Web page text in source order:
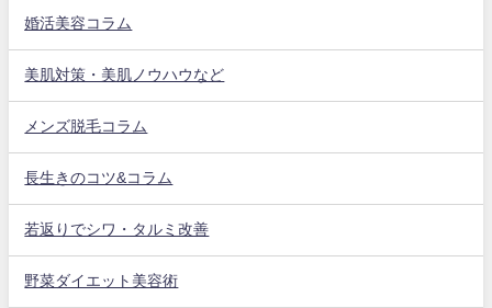
婚活美容コラム
美肌対策・美肌ノウハウなど
メンズ脱毛コラム
長生きのコツ&コラム
若返りでシワ・タルミ改善
野菜ダイエット美容術